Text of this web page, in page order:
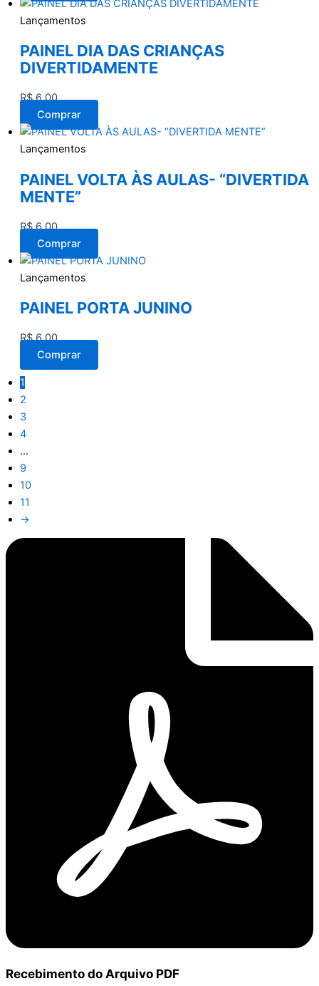
Lançamentos
PAINEL DIA DAS CRIANÇAS
DIVERTIDAMENTE
R$6,00
Comprar
Lançamentos
PAINEL VOLTA ÀS AULAS- “DIVERTIDA
MENTE”
R$6,00
Comprar
Lançamentos
PAINEL PORTA JUNINO
R$6,00
Comprar
1
2
3
4
…
9
10
11
→
Recebimento do Arquivo PDF